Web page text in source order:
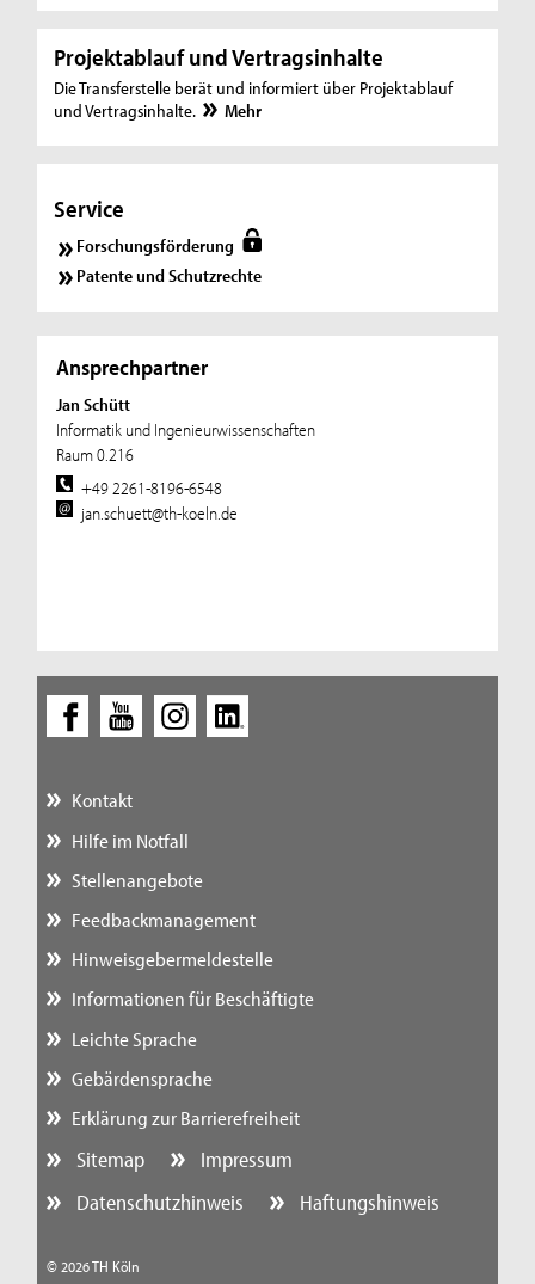
Projektablauf und Vertragsinhalte
Die Transferstelle berät und informiert über Projektablauf
und Vertragsinhalte.
Mehr
Service
Forschungsförderung
Patente und Schutzrechte
Ansprechpartner
Jan Schütt
Informatik und Ingenieurwissenschaften
Raum 0.216
+49 2261-8196-6548
jan.schuett@th-koeln.de
Kontakt
Hilfe im Notfall
Stellenangebote
Feedbackmanagement
Hinweisgebermeldestelle
Informationen für Beschäftigte
Leichte Sprache
Gebärdensprache
Erklärung zur Barrierefreiheit
Sitemap
Impressum
Datenschutzhinweis
Haftungshinweis
© 2026 TH Köln